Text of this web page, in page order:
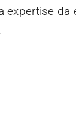
expertise